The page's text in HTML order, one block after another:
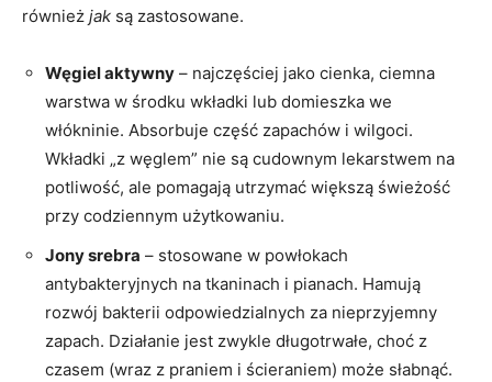
również jak są zastosowane.
Węgiel aktywny – najczęściej jako cienka, ciemna
warstwa w środku wkładki lub domieszka we
włókninie. Absorbuje część zapachów i wilgoci.
Wkładki „z węglem” nie są cudownym lekarstwem na
potliwość, ale pomagają utrzymać większą świeżość
przy codziennym użytkowaniu.
Jony srebra – stosowane w powłokach
antybakteryjnych na tkaninach i pianach. Hamują
rozwój bakterii odpowiedzialnych za nieprzyjemny
zapach. Działanie jest zwykle długotrwałe, choć z
czasem (wraz z praniem i ścieraniem) może słabnąć.